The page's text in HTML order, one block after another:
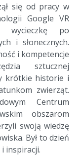
się od pracy w
Google VR
wycieczkę po
i słonecznych.
i kompetencje
sztucznej
krótkie historie i
zwierząt.
Centrum
obszarom
swoją wiedzę
Był to dzień
i inspiracji.